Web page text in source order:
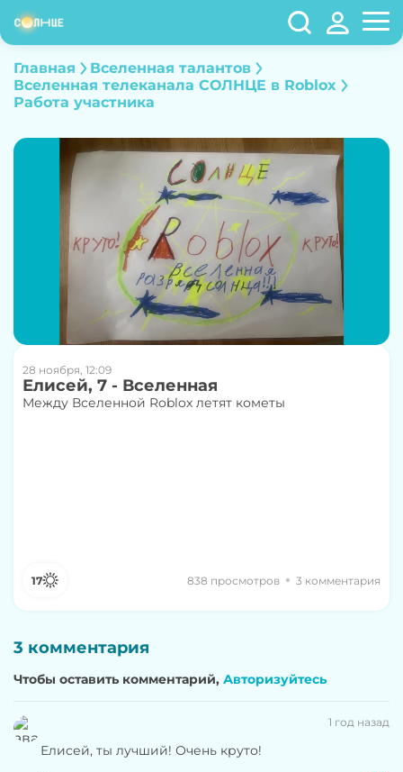
Главная
Вселенная талантов
Вселенная телеканала СОЛНЦЕ в Roblox
Работа участника
28 ноября, 12:09
Елисей, 7 - Вселенная
Между Вселенной Roblox летят кометы
17 838 просмотров 3 комментария
3 комментария
Чтобы оставить комментарий, Авторизуйтесь
1 год назад
Елисей, ты лучший! Очень круто!